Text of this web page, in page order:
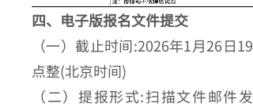
四、电子版报名文件提交
（一）截止时间:2026年1月26日19
点整(北京时间)
（二）提报形式:扫描文件邮件发